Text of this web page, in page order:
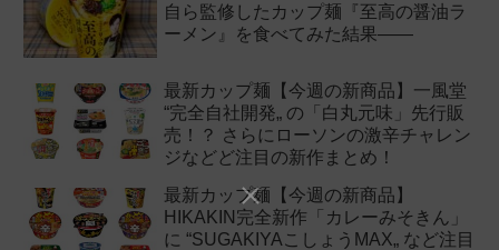
自ら監修したカップ麺『至高の醤油ラ
ーメン』を食べてみた結果——
最新カップ麺【今週の新商品】一風堂
“完全自社開発„ の「白丸元味」先行販
売！？ さらにローソンの激辛チャレン
ジなどど注目の新作まとめ！
最新カップ麺【今週の新商品】
HIKAKIN完全新作「カレーみそきん」
に “SUGAKIYAこしょうMAX„ など注目